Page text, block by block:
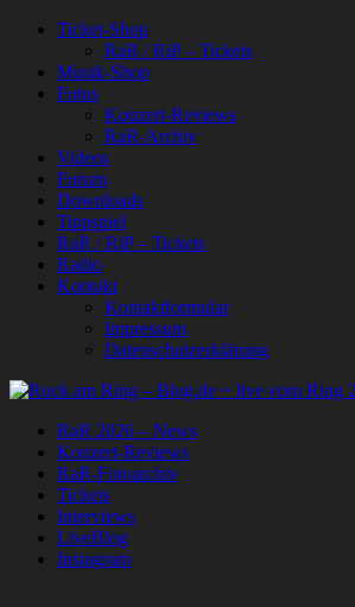
Ticket-Shop
RaR / RiP – Tickets
Musik-Shop
Fotos
Konzert-Reviews
RaR-Archiv
Videos
Forum
Downloads
Tippspiel
RaR / RiP – Tickets
Radio
Kontakt
Kontaktformular
Impressum
Datenschutzerklärung
RaR 2026 – News
Konzert-Reviews
RaR-Fotoarchiv
Tickets
Interviews
LiveBlog
Instagram